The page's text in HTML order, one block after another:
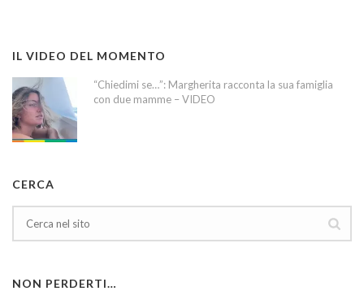
IL VIDEO DEL MOMENTO
“Chiedimi se…”: Margherita racconta la sua famiglia
con due mamme – VIDEO
CERCA
NON PERDERTI…